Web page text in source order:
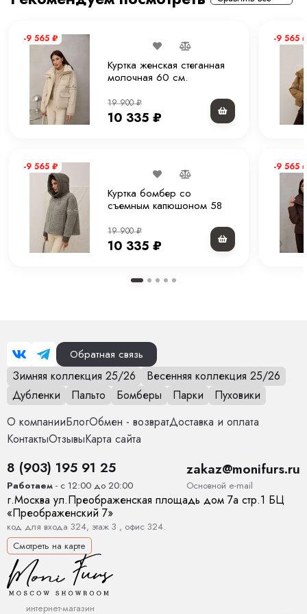
Комплектация
Покрой Прямой
1.2 кг
-9 565 ₽
Куртка женская стеганная
молочная 60 см.
19 900₽
10 335 ₽
-9 565 ₽
Куртка бомбер со
съемным капюшоном 58
19 900₽
10 335 ₽
-9 565 ₽
-9 565 ₽
Обратная связь
Зимняя коллекция 25/26
Весенняя коллекция 25/26
Дубленки
Пальто Бомберы Парки
Пуховики
О компанииБлогОбмен - возвратДоставка и оплата
КонтактыОтзывыКарта сайта
8 (903) 195 91 25
Работаем - с 12:00 до 20:00
zakaz@monifurs.ru
Основной е-mail
г.Москва ул.Преображенская площадь дом 7а стр.1 БЦ
«Преображенский 7»
код для входа 324, этаж 3 , офис 324.
Смотреть на карте
интернет-магазин